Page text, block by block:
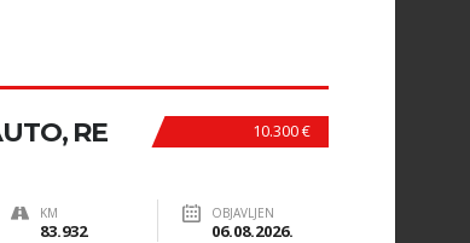
10.300 €
RE
KM
83.932
OBJAVLJEN
06.08.2026.